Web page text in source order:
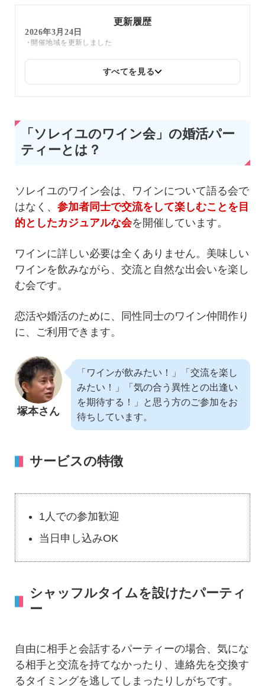
更新履歴
2026年3月24日
開催地域を更新しました
すべてを見る
「ソレイユのワイン会」の婚活パー
ティーとは？
ソレイユのワイン会は、ワインについて語る会で
はなく、参加者同士で交流をして楽しむことを目
的としたカジュアルな会を開催しています。
ワインに詳しい必要は全くありません。美味しい
ワインを飲みながら、交流と自然な出会いを楽し
む会です。
恋活や婚活のために、同性同士のワイン仲間作り
に、ご利用できます。
塚本さん
「ワインが飲みたい！」「交流を楽し
みたい！」「気の合う異性との出逢い
を期待する！」と思う方のご参加をお
待ちしています。
サービスの特徴
1人での参加歓迎
当日申し込みOK
シャッフルタイムを設けたパーティ
ー
自由に相手と会話するパーティーの場合、気にな
る相手と交流を持てなかったり、連絡先を交換す
るタイミングを逃してしまったりしがちです。